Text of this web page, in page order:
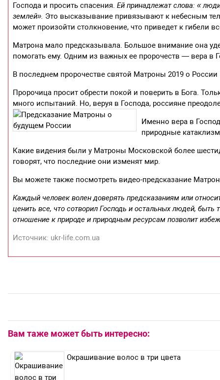
Господа и просить спасения.Ей принадлежат слова: «
землей». Это высказывание привязывают к небесным
может произойти столкновение, что приведет к гибели
Матрона мало предсказывала. Большое внимание она
помогать ему. Одним из важных ее пророчеств — вера в
В последнем пророчестве святой Матроны 2019 о
Пророчица просит обрести покой и поверить в Бога.
много испытаний. Но, веруя в Господа, россияне
Именно вера в
природные
Какие видения были у Матроны Московской более
говорят, что последние они изменят мир.
Вы можете также посмотреть видео-предсказание
Каждый человек волен доверять предсказаниям или
ценить все, что сотворил Господь и остальных людей,
отношение к природе и природным ресурсам позволит
Источник: ukr-life.com.ua
Вам таже может быть интересно:
Окрашивание волос в три цвета